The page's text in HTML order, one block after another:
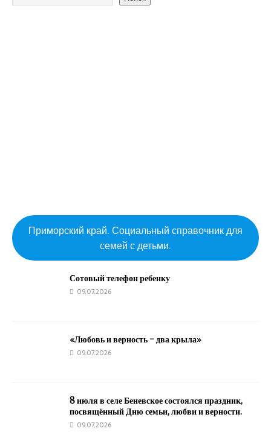
Приморский край. Социальный справочник для
семей с детьми.
Сотовый телефон ребенку
09.07.2026
«Любовь и верность – два крыла»
09.07.2026
8 июля в селе Беневское состоялся праздник,
посвящённый Дню семьи, любви и верности.
09.07.2026